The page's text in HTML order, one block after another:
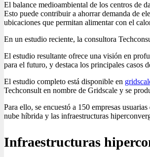
El balance medioambiental de los centros de
Esto puede contribuir a ahorrar demanda de
ubicaciones que permitan alimentar con el
En un estudio reciente, la consultora
El estudio resultante ofrece una visión en
para el futuro, y destaca los principales casos
El estudio completo está disponible en
Techconsult en nombre de Gridscale y se
Para ello, se encuestó a 150 empresas
nube híbrida y las infraestructuras
Infraestructuras